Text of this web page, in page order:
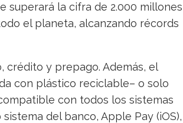
superará la cifra de 2.000 millones
el planeta, alcanzando récords
crédito y prepago. Además, el
con plástico reciclable– o solo
con todos los sistemas
del banco, Apple Pay (iOS),